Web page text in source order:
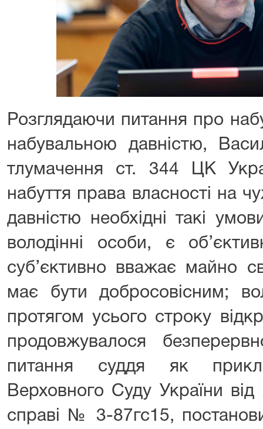
Розглядаючи питання про
набувальною давністю,
тлумачення ст. 344 ЦК
набуття права власності на
давністю необхідні такі
володінні особи, є
суб’єктивно вважає майно
має бути добросовісним;
протягом усього строку
продовжувалося
питання суддя як
Верховного Суду України
справі № 3-87гс15,